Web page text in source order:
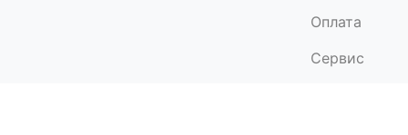
Оплата
Сервис